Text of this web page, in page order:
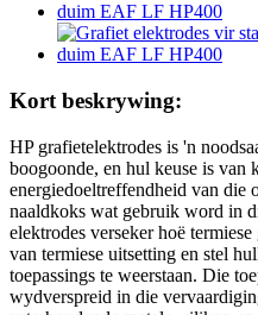
Kort beskrywing:
HP grafietelektrodes is 'n
boogoonde, en hul keuse is van
energiedoeltreffendheid van
naaldkoks wat gebruik word in
elektrodes verseker hoë
van termiese uitsetting en stel
toepassings te weerstaan. Die
wydverspreid in die